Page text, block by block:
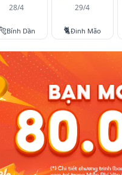
28/4
Bính Dần
29/4
🐈Đinh Mão